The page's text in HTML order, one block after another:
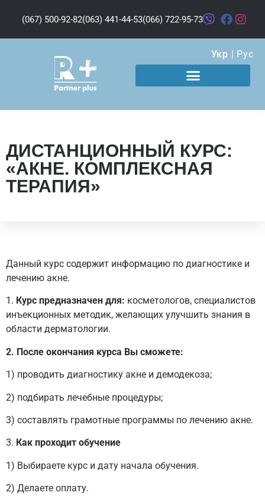
(067) 500-92-82(063) 441-44-53(066) 722-95-73
Укр | Рус
ДИСТАНЦИОННЫЙ КУРС:
«АКНЕ. КОМПЛЕКСНАЯ
ТЕРАПИЯ»
Данный курс содержит информацию по диагностике и
лечению акне.
1. Курс предназначен для: косметологов, специалистов
инъекционных методик, желающих улучшить знания в
области дерматологии.
2. После окончания курса Вы сможете:
1) проводить диагностику акне и демодекоза;
2) подбирать лечебные процедуры;
3) составлять грамотные программы по лечению акне.
3. Как проходит обучение
1) Выбираете курс и дату начала обучения.
2) Делаете оплату.